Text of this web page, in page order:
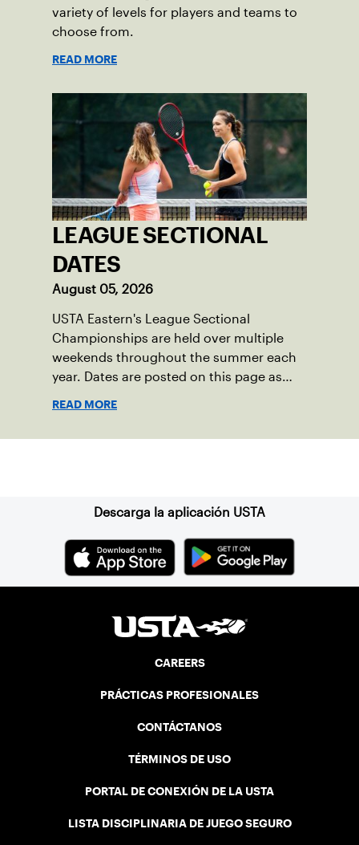
variety of levels for players and teams to
choose from.
READ MORE
LEAGUE SECTIONAL
DATES
August 05, 2026
USTA Eastern's League Sectional
Championships are held over multiple
weekends throughout the summer each
year. Dates are posted on this page as
READ MORE
Descarga la aplicación USTA
CAREERS
PRÁCTICAS PROFESIONALES
CONTÁCTANOS
TÉRMINOS DE USO
PORTAL DE CONEXIÓN DE LA USTA
LISTA DISCIPLINARIA DE JUEGO SEGURO